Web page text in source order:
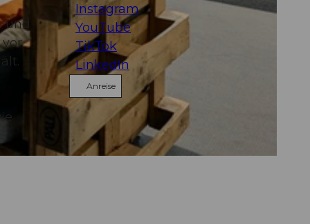
Instagram
YouTube
TikTok
LinkedIn
Anreise